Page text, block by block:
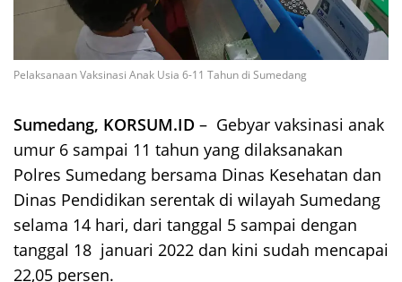
Pelaksanaan Vaksinasi Anak Usia 6-11 Tahun di Sumedang
Sumedang, KORSUM.ID – Gebyar vaksinasi anak
umur 6 sampai 11 tahun yang dilaksanakan
Polres Sumedang bersama Dinas Kesehatan dan
Dinas Pendidikan serentak di wilayah Sumedang
selama 14 hari, dari tanggal 5 sampai dengan
tanggal 18 januari 2022 dan kini sudah mencapai
22,05 persen.